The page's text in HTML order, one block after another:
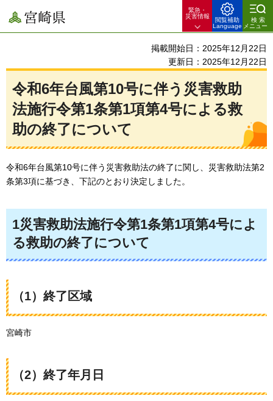
宮崎県
緊急・
災害情報
閲覧補助
Language
検索
メニュー
掲載開始日：2025年12月22日
更新日：2025年12月22日
令和6年台風第10号に伴う災害救助
法施行令第1条第1項第4号による救
助の終了について
令和6年台風第10号に伴う災害救助法の終了に関し、災害救助法第2
条第3項に基づき、下記のとおり決定しました。
1災害救助法施行令第1条第1項第4号によ
る救助の終了について
（1）終了区域
宮崎市
（2）終了年月日